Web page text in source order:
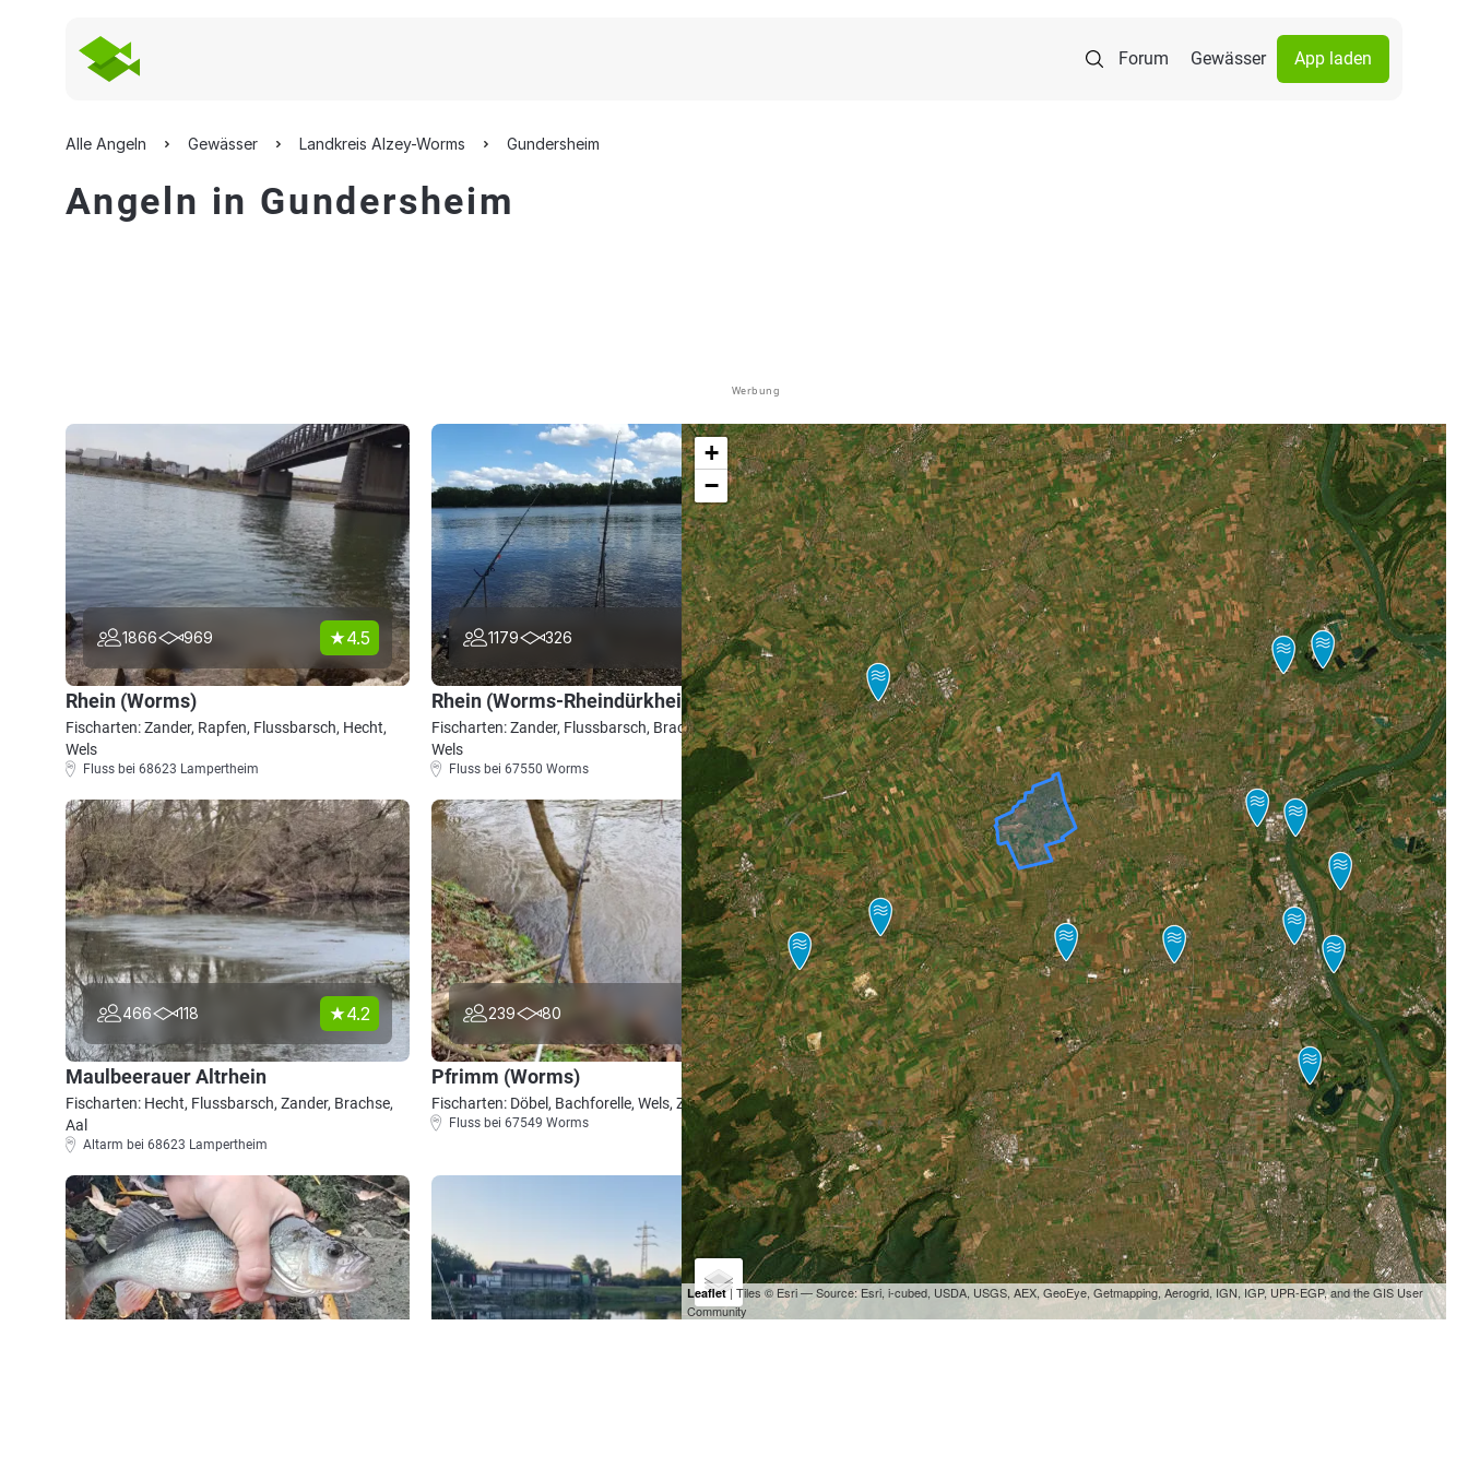
Forum Gewässer App laden
Alle Angeln Gewässer Landkreis Alzey-Worms Gundersheim
Angeln in Gundersheim
Werbung
1866 969 4.5
Rhein (Worms)
Fischarten: Zander, Rapfen, Flussbarsch, Hecht,
Wels
Fluss bei 68623 Lampertheim
1179 326 4.4
Rhein (Worms-Rheindürkheim)
Fischarten: Zander, Flussbarsch, Brachse, Rapfen,
Wels
Fluss bei 67550 Worms
466 118 4.2
Maulbeerauer Altrhein
Fischarten: Hecht, Flussbarsch, Zander, Brachse,
Aal
Altarm bei 68623 Lampertheim
239 80 4.8
Pfrimm (Worms)
Fischarten: Döbel, Bachforelle, Wels, Zander, Barbe
Fluss bei 67549 Worms
+
−
Leaflet| Tiles © Esri — Source: Esri, i-cubed, USDA, USGS, AEX, GeoEye, Getmapping, Aerogrid, IGN, IGP, UPR-EGP, and the GIS User
Community